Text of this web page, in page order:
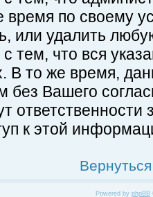
время по своему
или удалить
с тем, что вся
В то же время,
без Вашего
ответственности
к этой
Powered by phpBB